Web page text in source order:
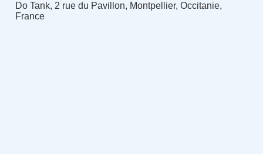
Do Tank, 2 rue du Pavillon, Montpellier, Occitanie,
France